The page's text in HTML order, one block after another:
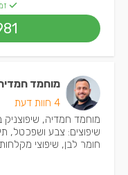
מוחמד
4 חוות דעת
מוחמד חמדיה, שיפוצניק
שיפוצים: צבע ושפכטל,
חומר לבן, שיפוצי מקלחות